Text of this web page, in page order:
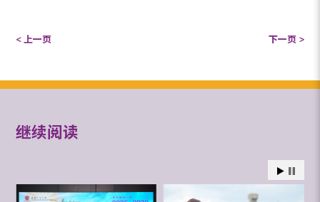
< 上一页 下一页 >
继续阅读